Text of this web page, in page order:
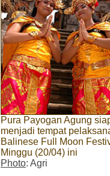
Pura Payogan Agung
menjadi tempat
Balinese Full Moon
Minggu (20/04) ini
Photo: Agri